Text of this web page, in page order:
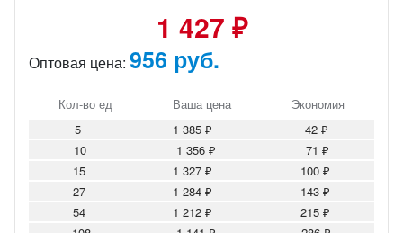
1 427 ₽
Оптовая цена: 956 руб.
Кол-во ед Ваша цена
Экономия
5
1 385 ₽
42 ₽
10
1 356 ₽
71 ₽
15
1 327 ₽
100 ₽
27
1 284 ₽
143 ₽
54
1 212 ₽
215 ₽